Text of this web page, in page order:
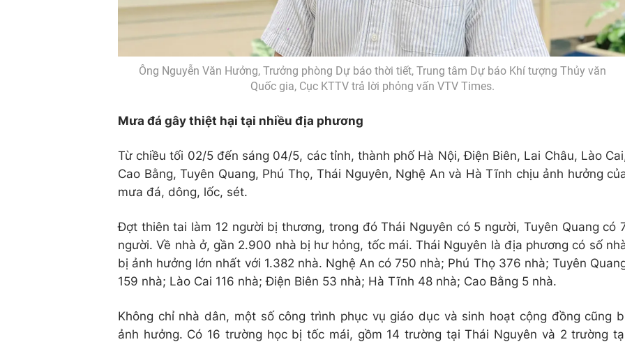
Ông Nguyễn Văn Hưởng, Trưởng phòng Dự báo thời tiết, Trung tâm Dự báo Khí tượng Thủy văn
Quốc gia, Cục KTTV trả lời phỏng vấn VTV Times.
Mưa đá gây thiệt hại tại nhiều địa phương
Từ chiều tối 02/5 đến sáng 04/5, các tỉnh, thành phố Hà Nội, Điện Biên, Lai Châu, Lào
Cao Bằng, Tuyên Quang, Phú Thọ, Thái Nguyên, Nghệ An và Hà Tĩnh chịu ảnh hưởng
mưa đá, dông, lốc, sét.
Đợt thiên tai làm 12 người bị thương, trong đó Thái Nguyên có 5 người, Tuyên Quang có
người. Về nhà ở, gần 2.900 nhà bị hư hỏng, tốc mái. Thái Nguyên là địa phương có số
bị ảnh hưởng lớn nhất với 1.382 nhà. Nghệ An có 750 nhà; Phú Thọ 376 nhà; Tuyên
159 nhà; Lào Cai 116 nhà; Điện Biên 53 nhà; Hà Tĩnh 48 nhà; Cao Bằng 5 nhà.
Không chỉ nhà dân, một số công trình phục vụ giáo dục và sinh hoạt cộng đồng cũng
ảnh hưởng. Có 16 trường học bị tốc mái, gồm 14 trường tại Thái Nguyên và 2 trường